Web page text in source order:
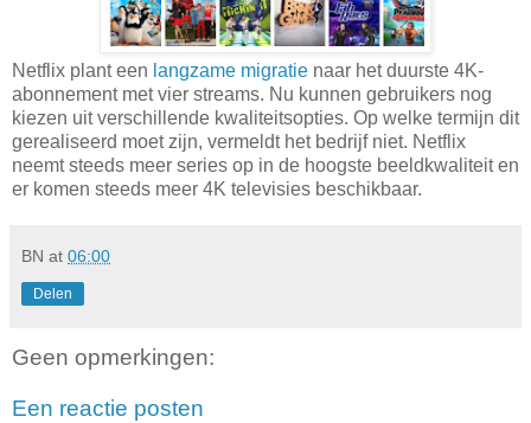
Netflix plant een langzame migratie naar het duurste 4K-
abonnement met vier streams. Nu kunnen gebruikers nog
kiezen uit verschillende kwaliteitsopties. Op welke termijn dit
gerealiseerd moet zijn, vermeldt het bedrijf niet. Netflix
neemt steeds meer series op in de hoogste beeldkwaliteit en
er komen steeds meer 4K televisies beschikbaar.
BN at 06:00
Delen
Geen opmerkingen:
Een reactie posten